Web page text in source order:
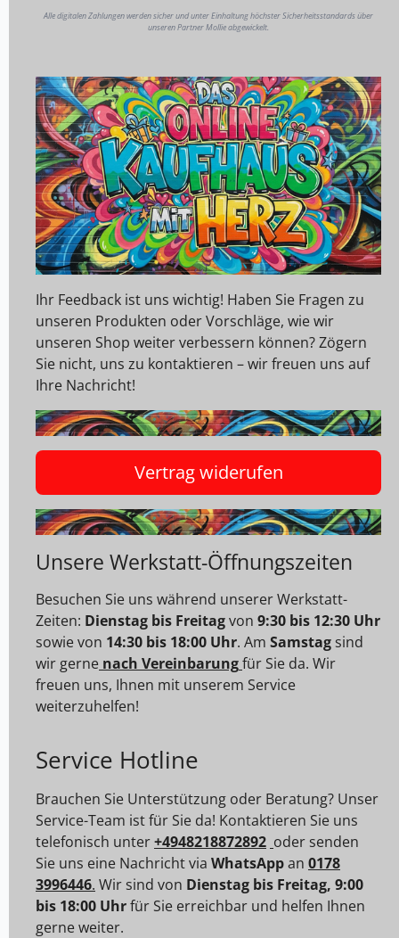
Alle digitalen Zahlungen werden sicher und unter Einhaltung höchster Sicherheitsstandards über
unseren Partner Mollie abgewickelt.
Ihr Feedback ist uns wichtig! Haben Sie Fragen zu
unseren Produkten oder Vorschläge, wie wir
unseren Shop weiter verbessern können? Zögern
Sie nicht, uns zu kontaktieren – wir freuen uns auf
Ihre Nachricht!
Vertrag widerufen
Unsere Werkstatt-Öffnungszeiten
Besuchen Sie uns während unserer Werkstatt-
Zeiten: Dienstag bis Freitagvon 9:30 bis 12:30 Uhr
sowie von 14:30 bis 18:00 Uhr. Am Samstag sind
wir gerne nach Vereinbarungfür Sie da. Wir
freuen uns, Ihnen mit unserem Service
weiterzuhelfen!
Service Hotline
Brauchen Sie Unterstützung oder Beratung? Unser
Service-Team ist für Sie da! Kontaktieren Sie uns
telefonisch unter+4948218872892 oder senden
Sie uns eine Nachricht via WhatsAppan 0178
3996446. Wir sind von Dienstag bis Freitag, 9:00
bis 18:00 Uhrfür Sie erreichbar und helfen Ihnen
gerne weiter.